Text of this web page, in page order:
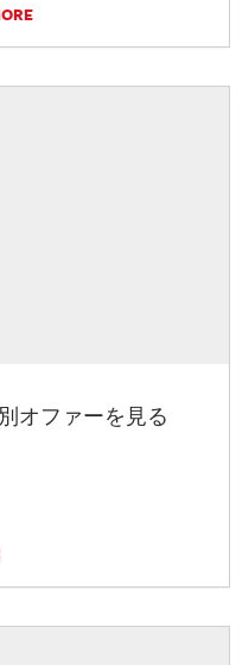
オファーを見る